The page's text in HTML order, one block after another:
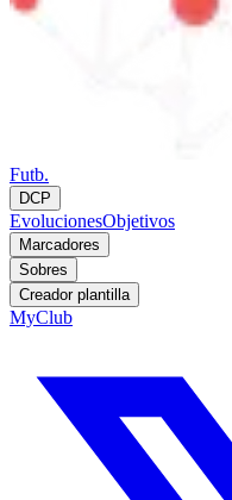
Futb.
DCP
EvolucionesObjetivos
Marcadores
Sobres
Creador plantilla
MyClub